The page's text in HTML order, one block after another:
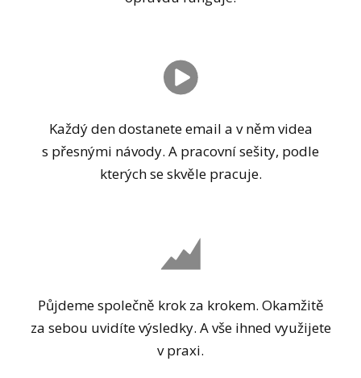
Každý den dostanete email a v něm videa
s přesnými návody. A pracovní sešity, podle
kterých se skvěle pracuje.
Půjdeme společně krok za krokem. Okamžitě
za sebou uvidíte výsledky. A vše ihned využijete
v praxi.